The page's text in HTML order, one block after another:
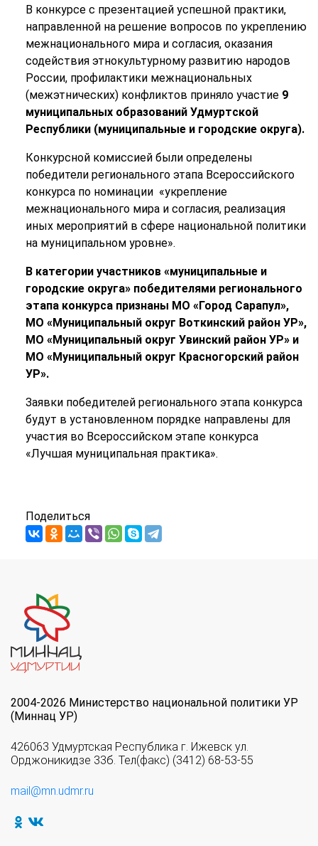
В конкурсе с презентацией успешной практики,
направленной на решение вопросов по укреплению
межнационального мира и согласия, оказания
содействия этнокультурному развитию народов
России, профилактики межнациональных
(межэтнических) конфликтов приняло участие 9
муниципальных образований Удмуртской
Республики (муниципальные и городские округа).
Конкурсной комиссией были определены
победители регионального этапа Всероссийского
конкурса по номинации «укрепление
межнационального мира и согласия, реализация
иных мероприятий в сфере национальной политики
на муниципальном уровне».
В категории участников «муниципальные и
городские округа» победителями регионального
этапа конкурса признаны МО «Город Сарапул»,
МО «Муниципальный округ Воткинский район УР»,
МО «Муниципальный округ Увинский район УР» и
МО «Муниципальный округ Красногорский район
УР».
Заявки победителей регионального этапа конкурса
будут в установленном порядке направлены для
участия во Всероссийском этапе конкурса
«Лучшая муниципальная практика».
Поделиться
2004-2026 Министерство национальной политики УР
(Миннац УР)
426063 Удмуртская Республика г. Ижевск ул.
Орджоникидзе 33б. Тел(факс) (3412) 68-53-55
mail@mn.udmr.ru